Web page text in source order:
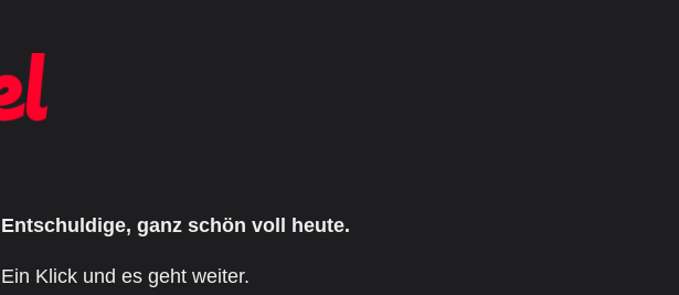
Entschuldige, ganz schön voll heute.
Ein Klick und es geht weiter.